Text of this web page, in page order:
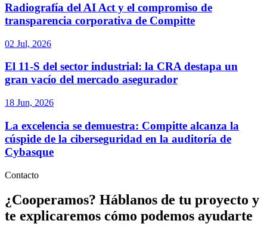
Radiografía del AI Act y el compromiso de
transparencia corporativa de Compitte
02 Jul, 2026
El 11-S del sector industrial: la CRA destapa un
gran vacío del mercado asegurador
18 Jun, 2026
La excelencia se demuestra: Compitte alcanza la
cúspide de la ciberseguridad en la auditoría de
Cybasque
Contacto
¿Cooperamos? Háblanos de tu proyecto y
te explicaremos cómo podemos ayudarte